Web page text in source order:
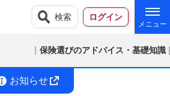
検索 ログイン
保険選びのアドバイス・基礎知識
お知らせ